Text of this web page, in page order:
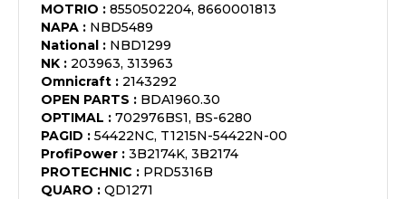
MOTRIO : 8550502204, 8660001813
NAPA : NBD5489
National : NBD1299
NK : 203963, 313963
Omnicraft : 2143292
OPEN PARTS : BDA1960.30
OPTIMAL : 702976BS1, BS-6280
PAGID : 54422NC, T1215N-54422N-00
ProfiPower : 3B2174K, 3B2174
PROTECHNIC : PRD5316B
QUARO : QD1271